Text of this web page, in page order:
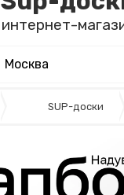
интернет-
SUP-доски